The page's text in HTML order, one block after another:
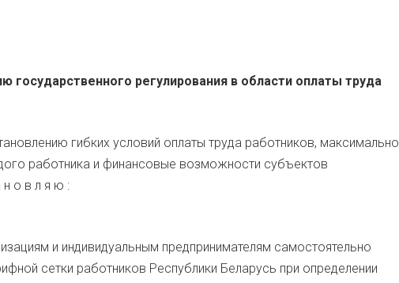
регулирования в области оплаты труда
гибких условий оплаты труда работников, максимально
работника и финансовые возможности субъектов
н о в л я ю :
и индивидуальным предпринимателям самостоятельно
сетки работников Республики Беларусь при определении